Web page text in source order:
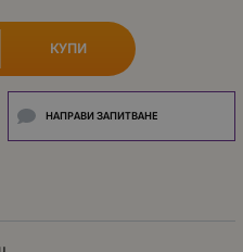
КУПИ
НАПРАВИ ЗАПИТВАНЕ